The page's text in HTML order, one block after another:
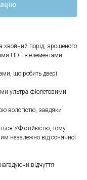
хвойний порід, зрощеного
HDF з елементами
що робить двері
ультра фіолетовими
вологістю, завдяки
УФ-стійкістю, тому
незалежно від сонячної
відчуття